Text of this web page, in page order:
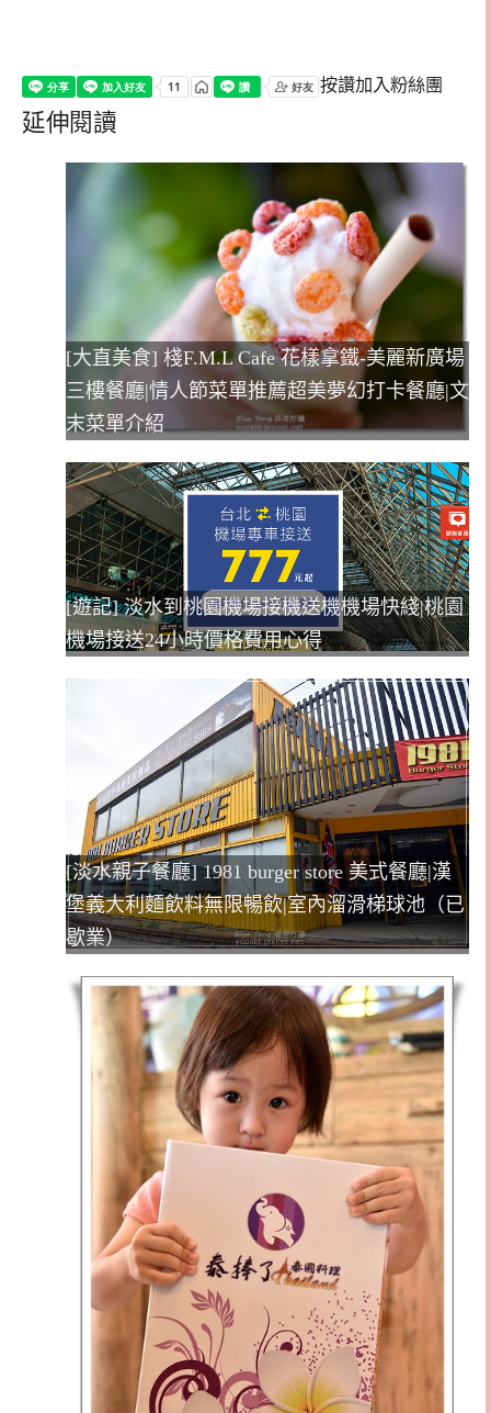
按讚加入粉絲團
延伸閱讀
[大直美食] 棧F.M.L Cafe 花樣拿鐵-美麗新廣場
三樓餐廳|情人節菜單推薦超美夢幻打卡餐廳|文
末菜單介紹
[遊記] 淡水到桃園機場接機送機機場快綫|桃園
機場接送24小時價格費用心得
[淡水親子餐廳] 1981 burger store 美式餐廳|漢
堡義大利麵飲料無限暢飲|室內溜滑梯球池（已
歇業）